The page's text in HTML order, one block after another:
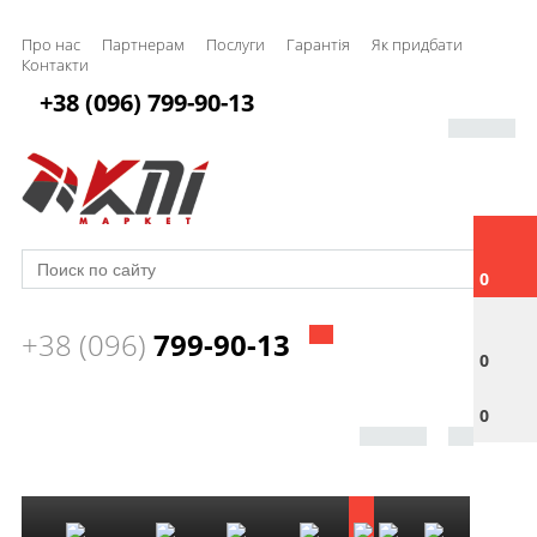
Про нас Партнерам Послуги Гарантія
Як придбати
Контакти
0
0
0
+38 (096) 799-90-13
+38 (096) 799-90-13